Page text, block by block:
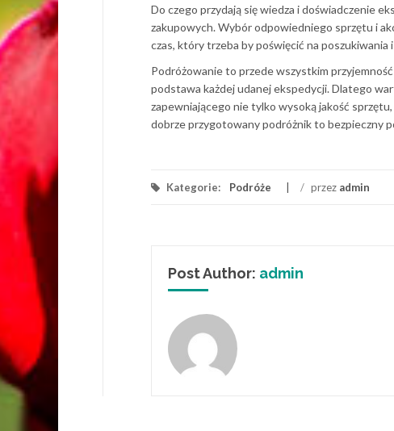
Do czego przydają się wiedza i doświadczenie
zakupowych. Wybór odpowiedniego sprzętu i
czas, który trzeba by poświęcić na
Podróżowanie to przede wszystkim
podstawa każdej udanej ekspedycji. Dlatego
zapewniającego nie tylko wysoką jakość
dobrze przygotowany podróżnik to bezpieczny
Kategorie: Podróże / przez admin
Post Author: admin